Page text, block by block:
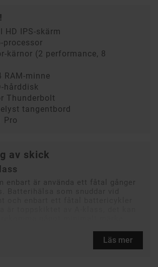
HD IPS-skärm
processor
kärnor (2 performance, 8
RAM-minne
hårddisk
Thunderbolt
tangentbord
Pro
av skick
enbart är använda ett fåtal gånger
Läs mer